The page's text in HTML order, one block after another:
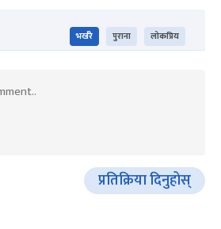
भर्खरै पुराना लोकप्रिय
प्रतिक्रिया दिनुहोस्